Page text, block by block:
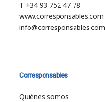
T +34 93 752 47 78
www.corresponsables.com
info@corresponsables.com
Corresponsables
Quiénes somos